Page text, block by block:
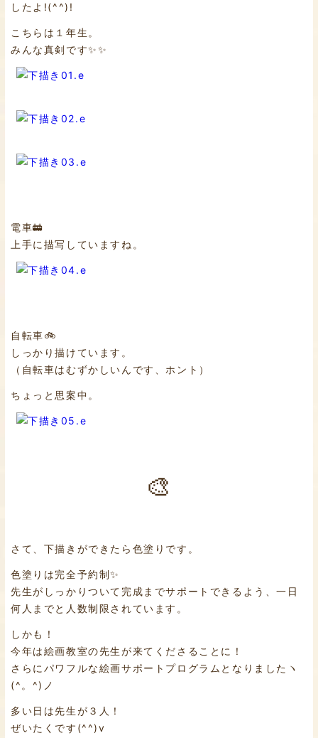
したよ!(^^)!
こちらは１年生。
みんな真剣です✨✨
電車🚋
上手に描写していますね。
自転車🚲
しっかり描けています。
（自転車はむずかしいんです、ホント）
ちょっと思案中。
🎨
さて、下描きができたら色塗りです。
色塗りは完全予約制✨
先生がしっかりついて完成までサポートできるよう、一日
何人までと人数制限されています。
しかも！
今年は絵画教室の先生が来てくださることに！
さらにパワフルな絵画サポートプログラムとなりましたヽ
(^。^)ノ
多い日は先生が３人！
ぜいたくです(^^)v